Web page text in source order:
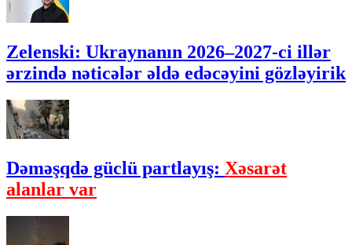
Zelenski: Ukraynanın 2026–2027-ci illər
ərzində nəticələr əldə edəcəyini gözləyirik
Dəməşqdə güclü partlayış: Xəsarət
alanlar var